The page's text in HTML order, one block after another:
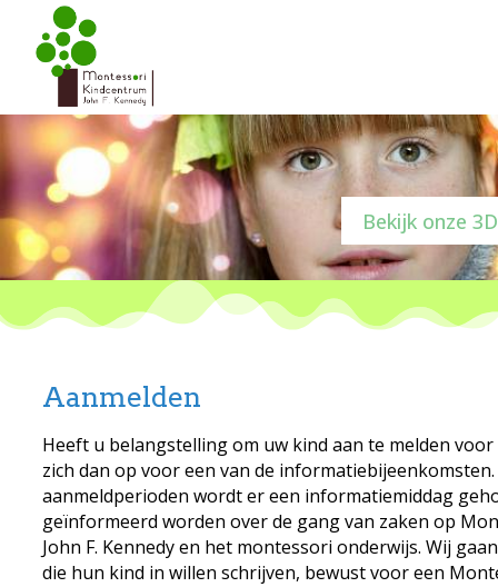
Bekijk onze
Aanmelden
Heeft u belangstelling om uw kind aan te melden voor
zich dan op voor een van de
aanmeldperioden wordt er een informatiemiddag
geïnformeerd worden over de gang van zaken op
John F. Kennedy en het montessori onderwijs. Wij
die hun kind in willen schrijven, bewust voor een